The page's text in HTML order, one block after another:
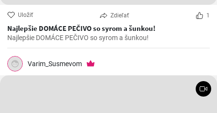
Uložiť Zdieľať 1
Najlepšie DOMÁCE PEČIVO so syrom a šunkou!
Najlepšie DOMÁCE PEČIVO so syrom a šunkou!
Varim_Susmevom